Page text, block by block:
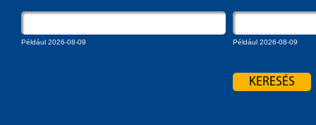
Például 2026-08-09 Például 2026-08-09